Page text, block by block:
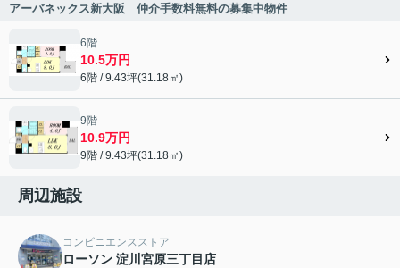
アーバネックス新大阪 仲介手数料無料の募集中物件
6階
10.5万円
6階 / 9.43坪(31.18㎡)
9階
10.9万円
9階 / 9.43坪(31.18㎡)
周辺施設
コンビニエンスストア
ローソン 淀川宮原三丁目店